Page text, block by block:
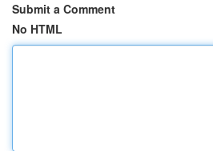
Submit a Comment
No HTML